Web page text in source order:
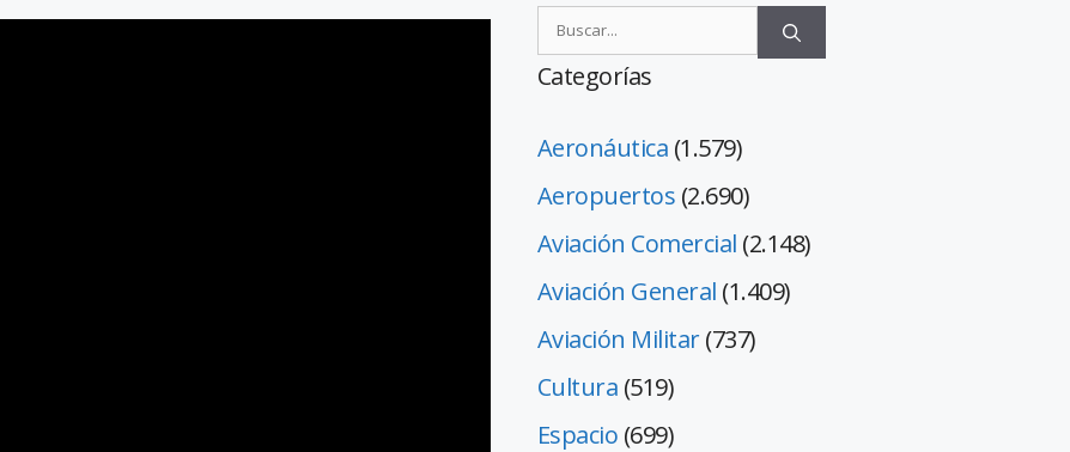
Categorías
Aeronáutica (1.579)
Aeropuertos (2.690)
Aviación Comercial (2.148)
Aviación General (1.409)
Aviación Militar(737)
Cultura (519)
Espacio (699)